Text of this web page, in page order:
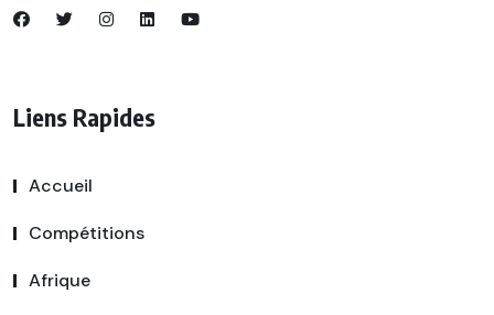
Liens Rapides
Accueil
Compétitions
Afrique